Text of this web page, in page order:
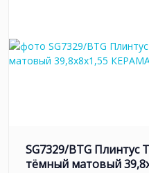
SG7329/BTG
тёмный матовый